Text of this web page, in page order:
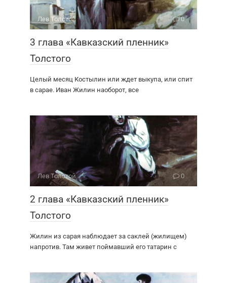
Лев Толстой 0
3 глава «Кавказский пленник»
Толстого
Целый месяц Костылин или ждет выкупа, или спит
в сарае. Иван Жилин наоборот, все
Лев Толстой 0
2 глава «Кавказский пленник»
Толстого
Жилин из сарая наблюдает за саклей (жилищем)
напротив. Там живет поймавший его татарин с